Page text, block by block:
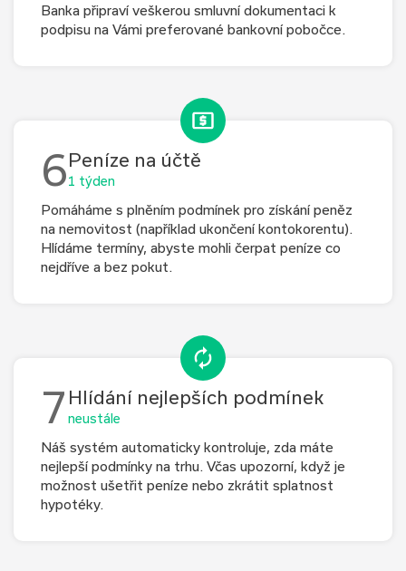
Banka připraví veškerou smluvní dokumentaci k
podpisu na Vámi preferované bankovní pobočce.
6Peníze na účtě
1 týden
Pomáháme s plněním podmínek pro získání peněz
na nemovitost (například ukončení kontokorentu).
Hlídáme termíny, abyste mohli čerpat peníze co
nejdříve a bez pokut.
7 Hlídání nejlepších podmínek
neustále
Náš systém automaticky kontroluje, zda máte
nejlepší podmínky na trhu. Včas upozorní, když je
možnost ušetřit peníze nebo zkrátit splatnost
hypotéky.